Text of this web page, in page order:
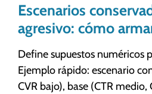
Escenarios
agresivo: cómo
Define supuestos numéricos
Ejemplo rápido: escenario
CVR bajo), base (CTR